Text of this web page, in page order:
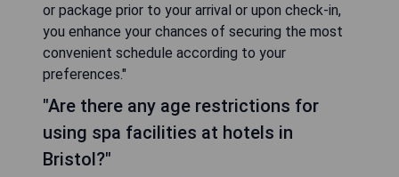
or package prior to your arrival or upon check-in,
you enhance your chances of securing the most
convenient schedule according to your
preferences."
"Are there any age restrictions for
using spa facilities at hotels in
Bristol?"